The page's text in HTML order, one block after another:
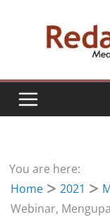
You are here:
Home
2021
Webinar,